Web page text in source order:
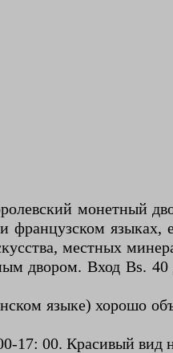
монетный
языках,
местных
двором. Вход Bs.
языке) хорошо
00. Красивый вид